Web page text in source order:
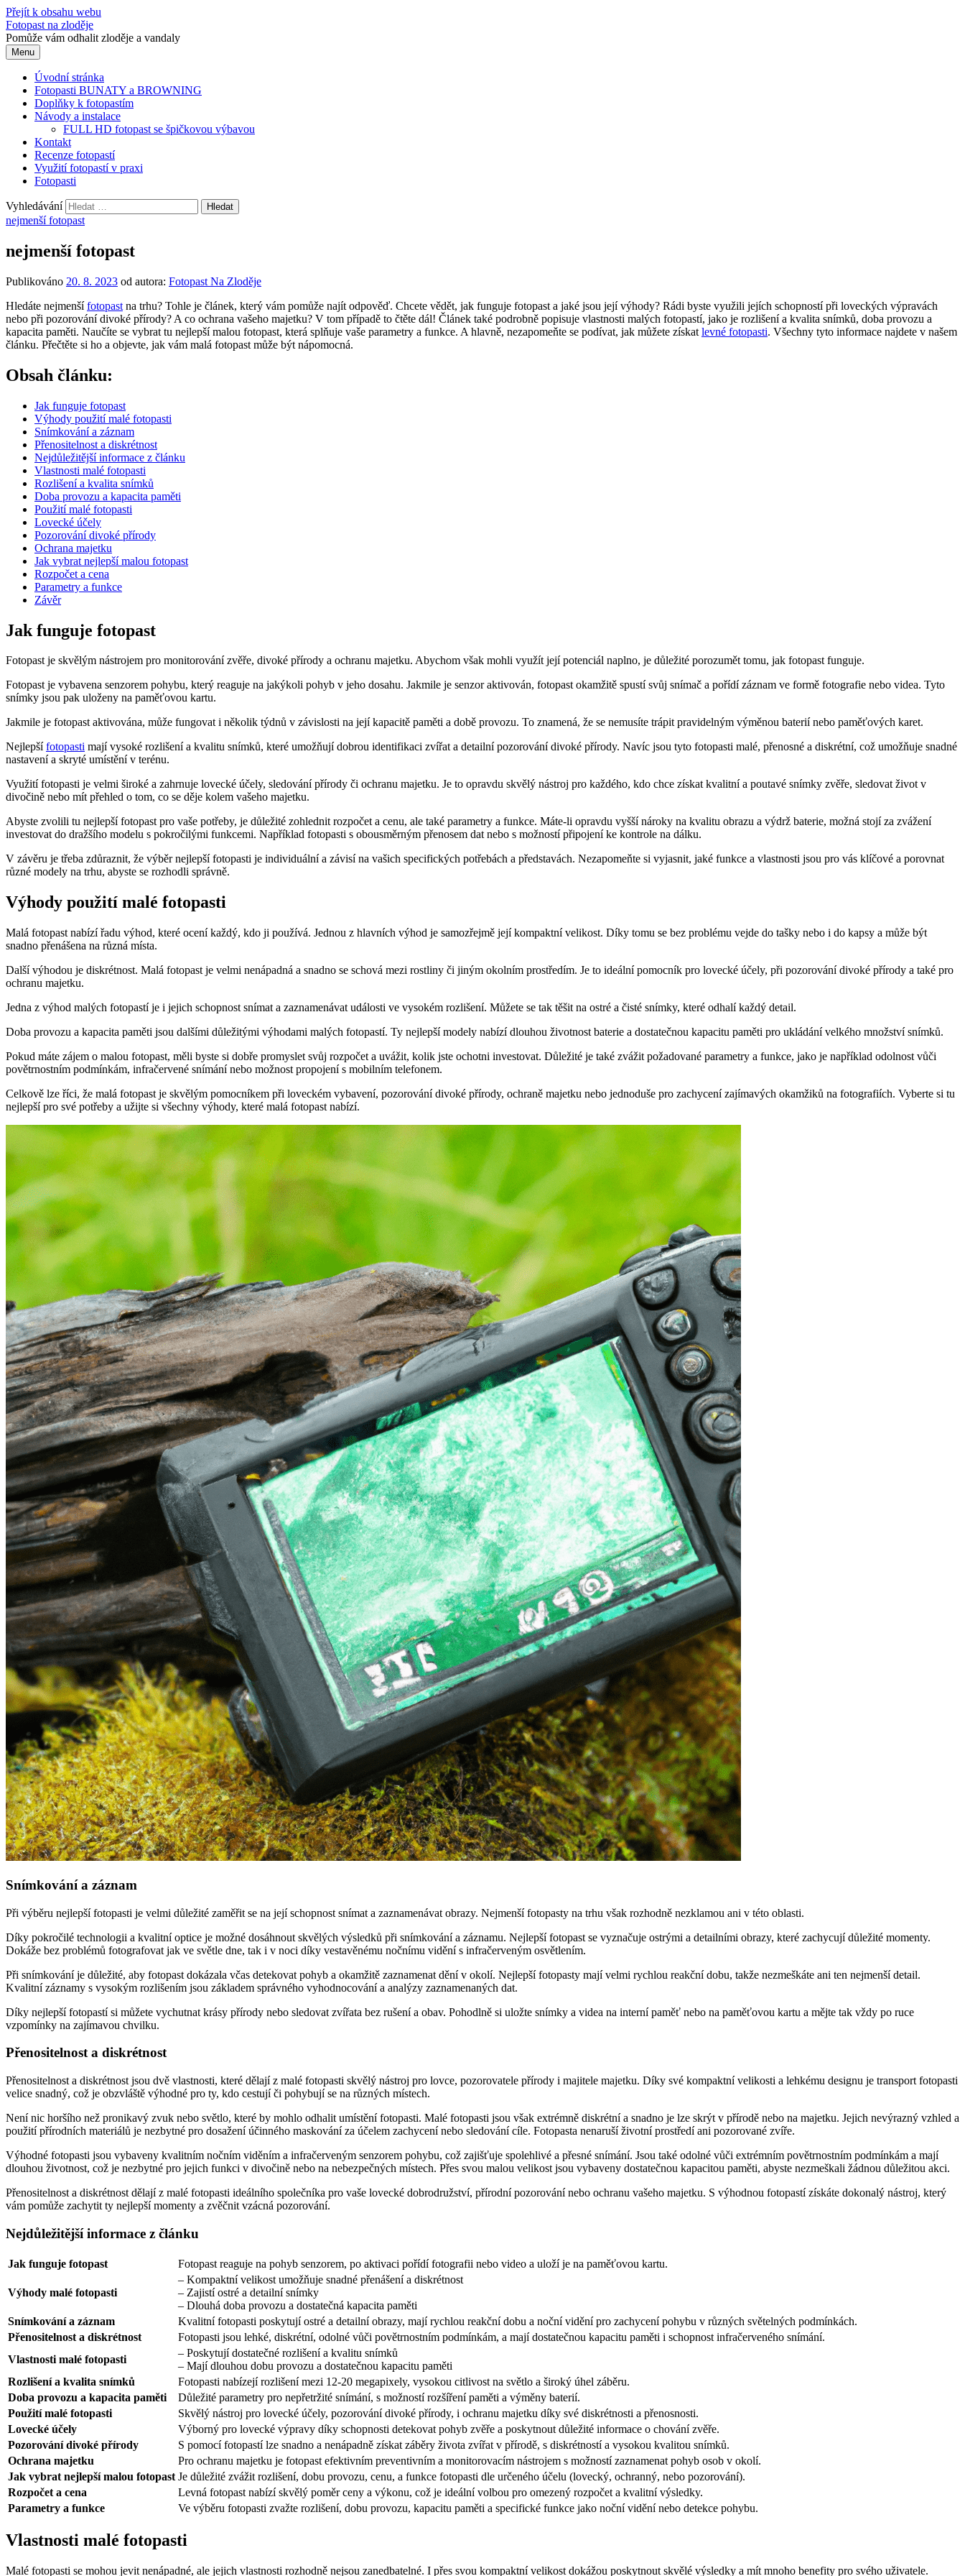
Přejít k obsahu webu
Fotopast na zloděje
Pomůže vám odhalit zloděje a vandaly
Menu
Úvodní stránka
Fotopasti BUNATY a BROWNING
Doplňky k fotopastím
Návody a instalace
FULL HD fotopast se špičkovou výbavou
Kontakt
Recenze fotopastí
Využití fotopastí v praxi
Fotopasti
Vyhledávání
nejmenší fotopast
nejmenší fotopast
Publikováno 20. 8. 2023 od autora: Fotopast Na Zloděje
Hledáte nejmenšífotopast na trhu? Tohle je článek, který vám pomůže najít odpověď. Chcete vědět, jak funguje fotopast a jaké jsou její výhody? Rádi byste využili jejích schopností při loveckých výpravách
nebo při pozorování divoké přírody? A co ochrana vašeho majetku? V tom případě to čtěte dál! Článek také podrobně popisuje vlastnosti malých fotopastí, jako je rozlišení a kvalita snímků, doba provozu a
kapacita paměti. Naučíte se vybrat tu nejlepší malou fotopast, která splňuje vaše parametry a funkce. A hlavně, nezapomeňte se podívat, jak můžete získat levné fotopasti. Všechny tyto informace najdete v našem
článku. Přečtěte si ho a objevte, jak vám malá fotopast může být nápomocná.
Obsah článku:
Jak funguje fotopast
Výhody použití malé fotopasti
Snímkování a záznam
Přenositelnost a diskrétnost
Nejdůležitější informace z článku
Vlastnosti malé fotopasti
Rozlišení a kvalita snímků
Doba provozu a kapacita paměti
Použití malé fotopasti
Lovecké účely
Pozorování divoké přírody
Ochrana majetku
Jak vybrat nejlepší malou fotopast
Rozpočet a cena
Parametry a funkce
Závěr
Jak funguje fotopast
Fotopast je skvělým nástrojem pro monitorování zvěře, divoké přírody a ochranu majetku. Abychom však mohli využít její potenciál naplno, je důležité porozumět tomu, jak fotopast funguje.
Fotopast je vybavena senzorem pohybu, který reaguje na jakýkoli pohyb v jeho dosahu. Jakmile je senzor aktivován, fotopast okamžitě spustí svůj snímač a pořídí záznam ve formě fotografie nebo videa. Tyto
snímky jsou pak uloženy na paměťovou kartu.
Jakmile je fotopast aktivována, může fungovat i několik týdnů v závislosti na její kapacitě paměti a době provozu. To znamená, že se nemusíte trápit pravidelným výměnou baterií nebo paměťových karet.
Nejlepšífotopasti mají vysoké rozlišení a kvalitu snímků, které umožňují dobrou identifikaci zvířat a detailní pozorování divoké přírody. Navíc jsou tyto fotopasti malé, přenosné a diskrétní, což umožňuje snadné
nastavení a skryté umístění v terénu.
Využití fotopasti je velmi široké a zahrnuje lovecké účely, sledování přírody či ochranu majetku. Je to opravdu skvělý nástroj pro každého, kdo chce získat kvalitní a poutavé snímky zvěře, sledovat život v
divočině nebo mít přehled o tom, co se děje kolem vašeho majetku.
Abyste zvolili tu nejlepší fotopast pro vaše potřeby, je důležité zohlednit rozpočet a cenu, ale také parametry a funkce. Máte-li opravdu vyšší nároky na kvalitu obrazu a výdrž baterie, možná stojí za zvážení
investovat do dražšího modelu s pokročilými funkcemi. Například fotopasti s obousměrným přenosem dat nebo s možností připojení ke kontrole na dálku.
V závěru je třeba zdůraznit, že výběr nejlepší fotopasti je individuální a závisí na vašich specifických potřebách a představách. Nezapomeňte si vyjasnit, jaké funkce a vlastnosti jsou pro vás klíčové a porovnat
různé modely na trhu, abyste se rozhodli správně.
Výhody použití malé fotopasti
Malá fotopast nabízí řadu výhod, které ocení každý, kdo ji používá. Jednou z hlavních výhod je samozřejmě její kompaktní velikost. Díky tomu se bez problému vejde do tašky nebo i do kapsy a může být
snadno přenášena na různá místa.
Další výhodou je diskrétnost. Malá fotopast je velmi nenápadná a snadno se schová mezi rostliny či jiným okolním prostředím. Je to ideální pomocník pro lovecké účely, při pozorování divoké přírody a také pro
ochranu majetku.
Jedna z výhod malých fotopastí je i jejich schopnost snímat a zaznamenávat události ve vysokém rozlišení. Můžete se tak těšit na ostré a čisté snímky, které odhalí každý detail.
Doba provozu a kapacita paměti jsou dalšími důležitými výhodami malých fotopastí. Ty nejlepší modely nabízí dlouhou životnost baterie a dostatečnou kapacitu paměti pro ukládání velkého množství snímků.
Pokud máte zájem o malou fotopast, měli byste si dobře promyslet svůj rozpočet a uvážit, kolik jste ochotni investovat. Důležité je také zvážit požadované parametry a funkce, jako je například odolnost vůči
povětrnostním podmínkám, infračervené snímání nebo možnost propojení s mobilním telefonem.
Celkově lze říci, že malá fotopast je skvělým pomocníkem při loveckém vybavení, pozorování divoké přírody, ochraně majetku nebo jednoduše pro zachycení zajímavých okamžiků na fotografiích. Vyberte si tu
nejlepší pro své potřeby a užijte si všechny výhody, které malá fotopast nabízí.
Snímkování a záznam
Při výběru nejlepší fotopasti je velmi důležité zaměřit se na její schopnost snímat a zaznamenávat obrazy. Nejmenší fotopasty na trhu však rozhodně nezklamou ani v této oblasti.
Díky pokročilé technologii a kvalitní optice je možné dosáhnout skvělých výsledků při snímkování a záznamu. Nejlepší fotopast se vyznačuje ostrými a detailními obrazy, které zachycují důležité momenty.
Dokáže bez problémů fotografovat jak ve světle dne, tak i v noci díky vestavěnému nočnímu vidění s infračerveným osvětlením.
Při snímkování je důležité, aby fotopast dokázala včas detekovat pohyb a okamžitě zaznamenat dění v okolí. Nejlepší fotopasty mají velmi rychlou reakční dobu, takže nezmeškáte ani ten nejmenší detail.
Kvalitní záznamy s vysokým rozlišením jsou základem správného vyhodnocování a analýzy zaznamenaných dat.
Díky nejlepší fotopastí si můžete vychutnat krásy přírody nebo sledovat zvířata bez rušení a obav. Pohodlně si uložte snímky a videa na interní paměť nebo na paměťovou kartu a mějte tak vždy po ruce
vzpomínky na zajímavou chvilku.
Přenositelnost a diskrétnost
Přenositelnost a diskrétnost jsou dvě vlastnosti, které dělají z malé fotopasti skvělý nástroj pro lovce, pozorovatele přírody i majitele majetku. Díky své kompaktní velikosti a lehkému designu je transport fotopasti
velice snadný, což je obzvláště výhodné pro ty, kdo cestují či pohybují se na různých místech.
Není nic horšího než pronikavý zvuk nebo světlo, které by mohlo odhalit umístění fotopasti. Malé fotopasti jsou však extrémně diskrétní a snadno je lze skrýt v přírodě nebo na majetku. Jejich nevýrazný vzhled a
použití přírodních materiálů je nezbytné pro dosažení účinného maskování za účelem zachycení nebo sledování cíle. Fotopasta nenaruší životní prostředí ani pozorované zvíře.
Výhodné fotopasti jsou vybaveny kvalitním nočním viděním a infračerveným senzorem pohybu, což zajišťuje spolehlivé a přesné snímání. Jsou také odolné vůči extrémním povětrnostním podmínkám a mají
dlouhou životnost, což je nezbytné pro jejich funkci v divočině nebo na nebezpečných místech. Přes svou malou velikost jsou vybaveny dostatečnou kapacitou paměti, abyste nezmeškali žádnou důležitou akci.
Přenositelnost a diskrétnost dělají z malé fotopasti ideálního společníka pro vaše lovecké dobrodružství, přírodní pozorování nebo ochranu vašeho majetku. S výhodnou fotopastí získáte dokonalý nástroj, který
vám pomůže zachytit ty nejlepší momenty a zvěčnit vzácná pozorování.
Nejdůležitější informace z článku
Jak funguje fotopast Fotopast reaguje na pohyb senzorem, po aktivaci pořídí fotografii nebo video a uloží je na paměťovou kartu.
Výhody malé fotopasti
– Kompaktní velikost umožňuje snadné přenášení a diskrétnost
– Zajistí ostré a detailní snímky
– Dlouhá doba provozu a dostatečná kapacita paměti
Snímkování a záznam
Kvalitní fotopasti poskytují ostré a detailní obrazy, mají rychlou reakční dobu a noční vidění pro zachycení pohybu v různých světelných podmínkách.
Přenositelnost a diskrétnost
Fotopasti jsou lehké, diskrétní, odolné vůči povětrnostním podmínkám, a mají dostatečnou kapacitu paměti i schopnost infračerveného snímání.
Vlastnosti malé fotopasti
– Poskytují dostatečné rozlišení a kvalitu snímků
– Mají dlouhou dobu provozu a dostatečnou kapacitu paměti
Rozlišení a kvalita snímků
Fotopasti nabízejí rozlišení mezi 12-20 megapixely, vysokou citlivost na světlo a široký úhel záběru.
Doba provozu a kapacita paměti
Důležité parametry pro nepřetržité snímání, s možností rozšíření paměti a výměny baterií.
Použití malé fotopasti
Skvělý nástroj pro lovecké účely, pozorování divoké přírody, i ochranu majetku díky své diskrétnosti a přenosnosti.
Lovecké účely
Výborný pro lovecké výpravy díky schopnosti detekovat pohyb zvěře a poskytnout důležité informace o chování zvěře.
Pozorování divoké přírody
S pomocí fotopastí lze snadno a nenápadně získat záběry života zvířat v přírodě, s diskrétností a vysokou kvalitou snímků.
Ochrana majetku
Pro ochranu majetku je fotopast efektivním preventivním a monitorovacím nástrojem s možností zaznamenat pohyb osob v okolí.
Jak vybrat nejlepší malou fotopast Je důležité zvážit rozlišení, dobu provozu, cenu, a funkce fotopasti dle určeného účelu (lovecký, ochranný, nebo pozorování).
Rozpočet a cena
Levná fotopast nabízí skvělý poměr ceny a výkonu, což je ideální volbou pro omezený rozpočet a kvalitní výsledky.
Parametry a funkce
Ve výběru fotopasti zvažte rozlišení, dobu provozu, kapacitu paměti a specifické funkce jako noční vidění nebo detekce pohybu.
Vlastnosti malé fotopasti
Malé fotopasti se mohou jevit nenápadné, ale jejich vlastnosti rozhodně nejsou zanedbatelné. I přes svou kompaktní velikost dokážou poskytnout skvělé výsledky a mít mnoho benefity pro svého uživatele.